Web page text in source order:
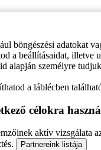
böngészési adatokat
a beállításaidat, illetve
alapján személyre
a láblécben
célokra
aktív vizsgálata
Partnereink listája